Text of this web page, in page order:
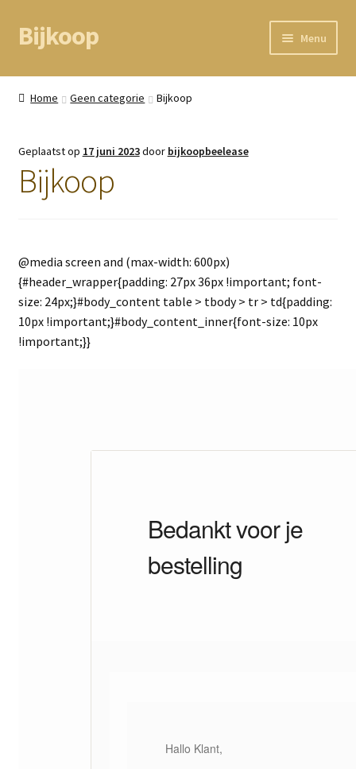
Ga
door
Ga
direct
inhoud
Bijkoop Menu
Home
Kassa
Mandje
Home Geen categorie Bijkoop
Geplaatst op 17 juni 2023door bijkoopbeelease
Bijkoop
@media screen and (max-width: 600px)
{#header_wrapper{padding: 27px 36px !important; font-
size: 24px;}#body_content table > tbody > tr > td{padding:
10px !important;}#body_content_inner{font-size: 10px
!important;}}
Bedankt voor je
bestelling
Hallo Klant,